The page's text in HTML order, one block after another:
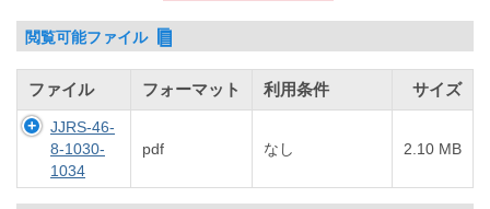
閲覧可能ファイル
ファイル フォーマット 利用条件 サイズ
JJRS-46-
8-1030-
1034
pdf なし 2.10 MB